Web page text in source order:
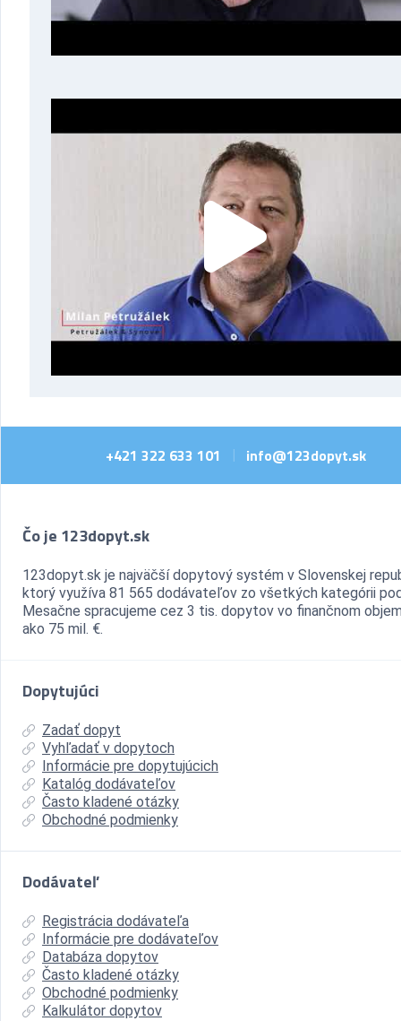
+421 322 633 101 info@123dopyt.sk
Čo je 123dopyt.sk
123dopyt.sk je najväčší dopytový systém v Slovenskej
ktorý využíva 81 565 dodávateľov zo všetkých kategórii
Mesačne spracujeme cez 3 tis. dopytov vo finančnom
ako 75 mil. €.
Dopytujúci
Zadať dopyt
Vyhľadať v dopytoch
Informácie pre dopytujúcich
Katalóg dodávateľov
Často kladené otázky
Obchodné podmienky
Dodávateľ
Registrácia dodávateľa
Informácie pre dodávateľov
Databáza dopytov
Často kladené otázky
Obchodné podmienky
Kalkulátor dopytov